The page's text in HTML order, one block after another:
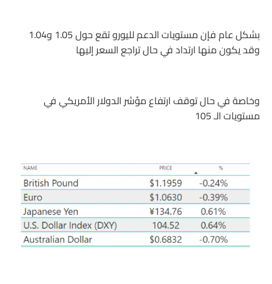
بشكل عام فإن مستويات الدعم لليورو تقع حول 1.05 و1.04
وقد يكون منها ارتداد في حال تراجع السعر إليها
وخاصة في حال توقف ارتفاع مؤشر الدولار الأمريكي في
مستويات الـ 105